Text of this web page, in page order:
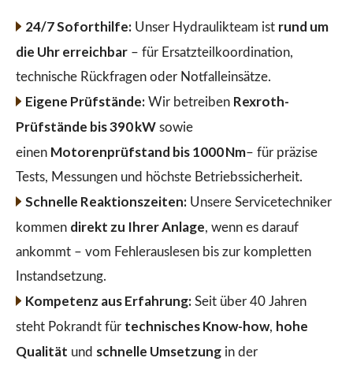
24/7 Soforthilfe:Unser Hydraulikteam ist rund um
die Uhr erreichbar – für Ersatzteilkoordination,
technische Rückfragen oder Notfalleinsätze.
Eigene Prüfstände:Wir betreiben Rexroth-
Prüfstände bis 390 kW sowie
einen Motorenprüfstand bis 1000 Nm– für präzise
Tests, Messungen und höchste Betriebssicherheit.
Schnelle Reaktionszeiten:Unsere Servicetechniker
kommen direkt zu Ihrer Anlage, wenn es darauf
ankommt – vom Fehlerauslesen bis zur kompletten
Instandsetzung.
Kompetenz aus Erfahrung:Seit über 40 Jahren
steht Pokrandt für technisches Know-how, hohe
Qualität und schnelle Umsetzung in der